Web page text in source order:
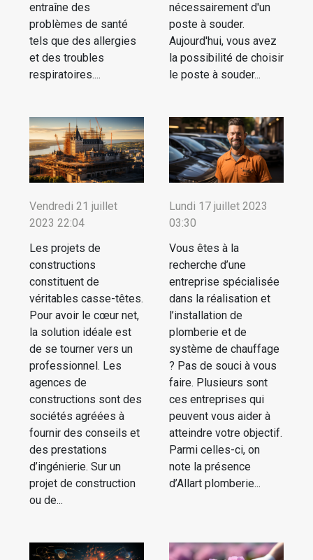
entraîne des
problèmes de santé
tels que des allergies
et des troubles
respiratoires....
nécessairement d'un
poste à souder.
Aujourd'hui, vous avez
la possibilité de choisir
le poste à souder...
Vendredi 21 juillet
2023 22:04
Les projets de
constructions
constituent de
véritables casse-têtes.
Pour avoir le cœur net,
la solution idéale est
de se tourner vers un
professionnel. Les
agences de
constructions sont des
sociétés agréées à
fournir des conseils et
des prestations
d’ingénierie. Sur un
projet de construction
ou de...
Lundi 17 juillet 2023
03:30
Vous êtes à la
recherche d’une
entreprise spécialisée
dans la réalisation et
l’installation de
plomberie et de
système de chauffage
? Pas de souci à vous
faire. Plusieurs sont
ces entreprises qui
peuvent vous aider à
atteindre votre objectif.
Parmi celles-ci, on
note la présence
d’Allart plomberie...